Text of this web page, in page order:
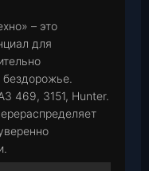
– это
для
469, 3151, Hunter.